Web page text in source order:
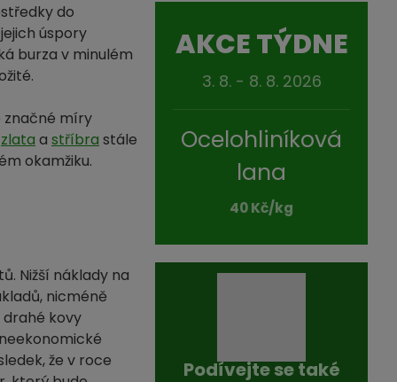
do
úspory
burza v minulém
značné míry
zlata a stříbra stále
okamžiku.
Nižší náklady na
nicméně
drahé kovy
že v roce
AKCE TÝDNE
3. 8. - 8. 8. 2026
Ocelohliníková
lana
40 Kč/kg
Podívejte se také